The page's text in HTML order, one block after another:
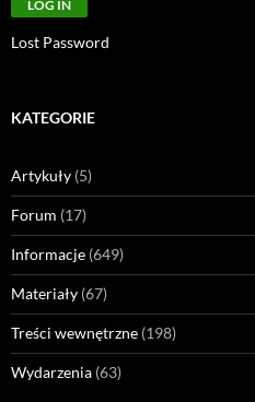
Lost Password
KATEGORIE
Artykuły (5)
Forum (17)
Informacje (649)
Materiały (67)
Treści wewnętrzne (198)
Wydarzenia (63)